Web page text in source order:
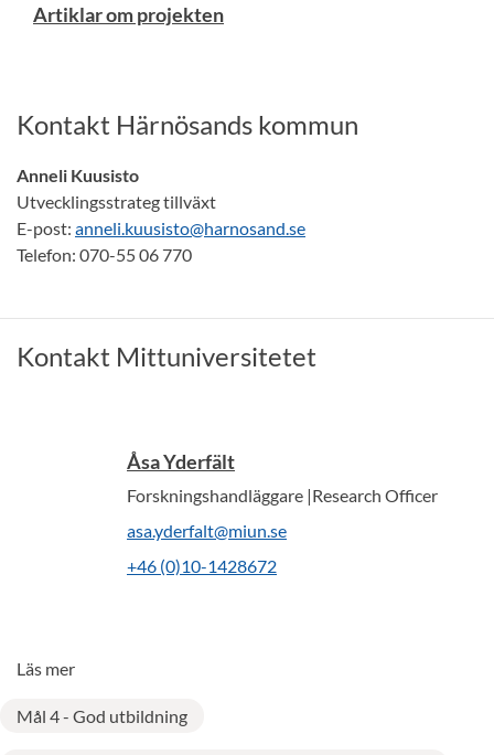
Artiklar om projekten
Kontakt Härnösands kommun
Anneli Kuusisto
Utvecklingsstrateg tillväxt
E-post: anneli.kuusisto@harnosand.se
Telefon: 070-55 06 770
Kontakt Mittuniversitetet
Åsa Yderfält
Forskningshandläggare |Research Officer
asa.yderfalt@miun.se
+46 (0)10-1428672
Läs mer
Mål 4 - God utbildning